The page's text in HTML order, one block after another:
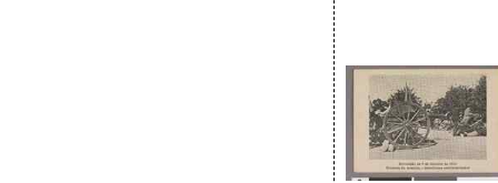
Soares/António Pedro
Tipo Documental:ARTE
Página(s):2